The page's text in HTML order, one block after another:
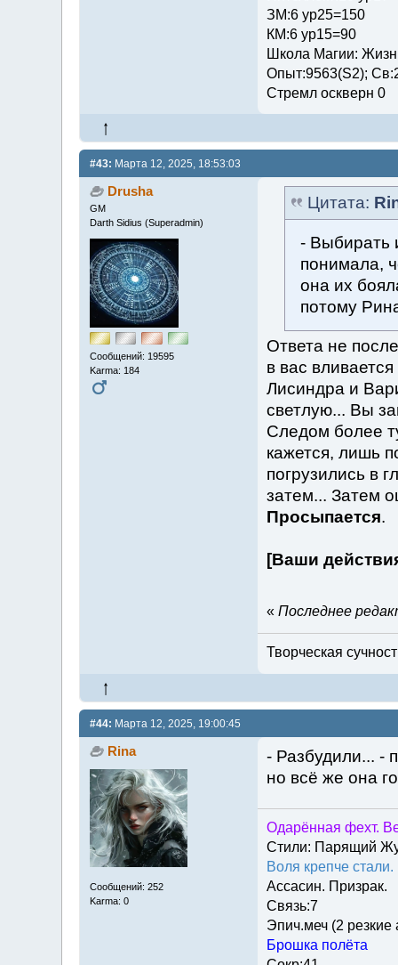
ЗМ:6 ур25=150
КМ:6 ур15=90
Школа Магии:
Опыт:9563(S2);
Стремл оскверн 0
#43: Марта 12, 2025, 18:53:03
Drusha
GM
Darth Sidius (Superadmin)
Сообщений: 19595
Karma: 184
Цитата:
- Выбирать
понимала,
она их
потому
Ответа не
в вас вливается
Лисиндра и
светлую... Вы
Следом более
кажется, лишь
погрузились в
затем... Затем
Просыпается.
[Ваши
« Последнее
Творческая
#44: Марта 12, 2025, 19:00:45
Rina
Сообщений: 252
Karma: 0
- Разбудили... -
но всё же она
Одарённая фехт.
Стили: Парящий
Воля крепче
Ассасин. Призрак.
Связь:7
Эпич.меч (2 резкие
Брошка полёта